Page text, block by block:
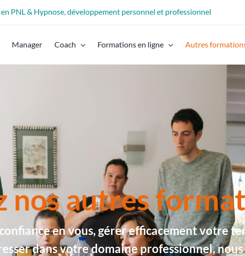
PNL & Hypnose, développement personnel et professionnel
Manager Coach Formations en ligne Autres
nos autres
en vous, gérer efficacement votre
dans votre domaine professionnel,